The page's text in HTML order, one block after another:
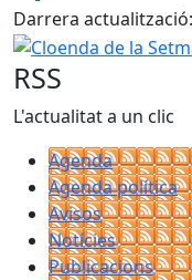
Darrera
Cloenda de la
RSS
L'actualitat a un clic
Agenda
Agenda política
Avisos
Notícies
Publicacions